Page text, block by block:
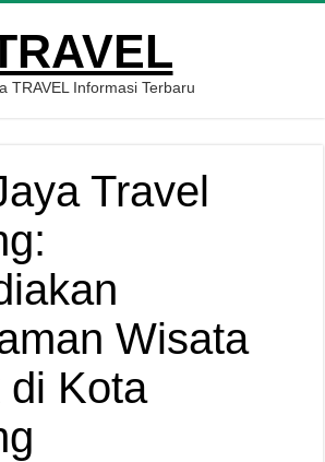
TRAVEL Informasi Terbaru
Travel
Wisata
di Kota